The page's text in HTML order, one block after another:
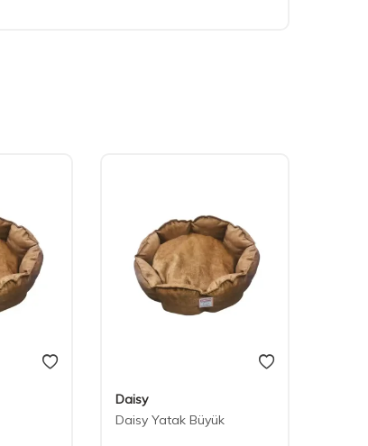
Daisy
Daisy Yatak Büyük